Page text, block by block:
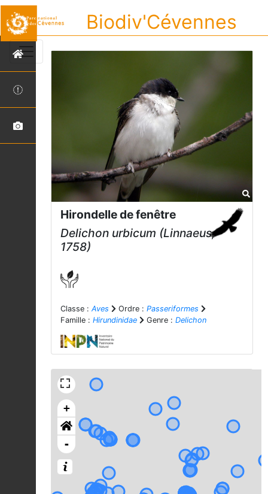
Biodiv'Cévennes
Hirondelle de fenêtre
Delichon urbicum (Linnaeus,
1758)
Classe : Aves Ordre : Passeriformes
Famille : Hirundinidae Genre : Delichon
+
-